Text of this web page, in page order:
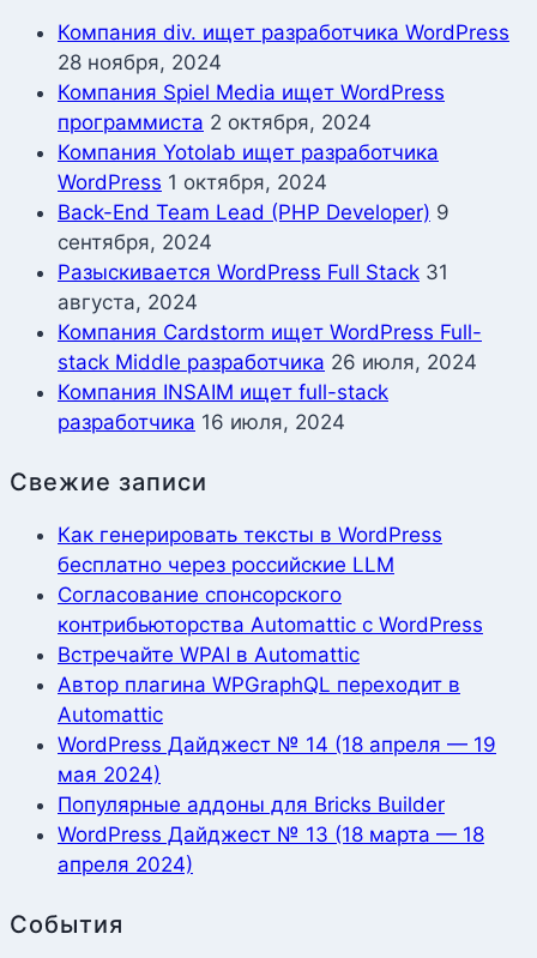
Компания div. ищет разработчика WordPress
28 ноября, 2024
Компания Spiel Media ищет WordPress
программиста 2 октября, 2024
Компания Yotolab ищет разработчика
WordPress 1 октября, 2024
Back-End Team Lead (PHP Developer) 9
сентября, 2024
Разыскивается WordPress Full Stack 31
августа, 2024
Компания Cardstorm ищет WordPress Full-
stack Middle разработчика 26 июля, 2024
Компания INSAIM ищет full-stack
разработчика 16 июля, 2024
Свежие записи
Как генерировать тексты в WordPress
бесплатно через российские LLM
Согласование спонсорского
контрибьюторства Automattic с WordPress
Встречайте WPAI в Automattic
Автор плагина WPGraphQL переходит в
Automattic
WordPress Дайджест № 14 (18 апреля — 19
мая 2024)
Популярные аддоны для Bricks Builder
WordPress Дайджест № 13 (18 марта — 18
апреля 2024)
События